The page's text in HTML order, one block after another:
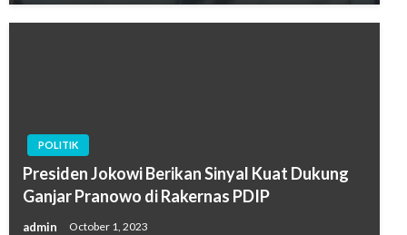
POLITIK
Presiden Jokowi Berikan Sinyal Kuat Dukung
Ganjar Pranowo di Rakernas PDIP
admin October 1, 2023